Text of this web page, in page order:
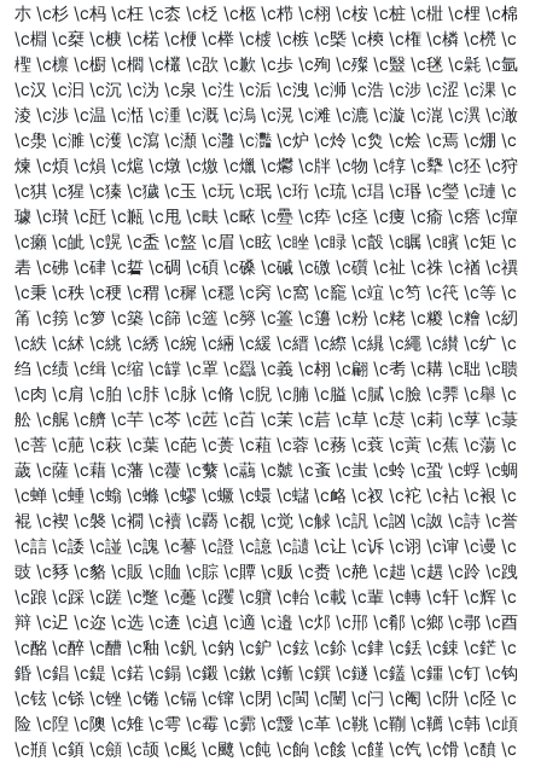
朩 \c杉 \c杩 \c枉 \c枩 \c柉 \c柩 \c栉 \c栩 \c桉 \c桩 \c梉 \c梩 \c棉
\c棩 \c椉 \c椩 \c楉 \c楩 \c榉 \c榩 \c槉 \c槩 \c樉 \c権 \c橉 \c橩 \c
檉 \c檩 \c櫉 \c櫩 \c欉 \c欩 \c歉 \c歩 \c殉 \c殩 \c毉 \c毩 \c氉 \c氩
\c汉 \c汩 \c沉 \c沩 \c泉 \c泩 \c洉 \c洩 \c浉 \c浩 \c涉 \c涩 \c淉 \c
淩 \c渉 \c温 \c湉 \c湩 \c溉 \c溩 \c滉 \c滩 \c漉 \c漩 \c潉 \c潩 \c澉
\c澩 \c濉 \c濩 \c瀉 \c瀩 \c灉 \c灩 \c炉 \c炩 \c烉 \c烩 \c焉 \c焩 \c
煉 \c煩 \c熉 \c熩 \c燉 \c燩 \c爉 \c爩 \c牉 \c物 \c犉 \c犩 \c狉 \c狩
\c猉 \c猩 \c獉 \c獩 \c玉 \c玩 \c珉 \c珩 \c琉 \c琩 \c瑉 \c瑩 \c璉 \c
璩 \c瓉 \c瓩 \c甉 \c甩 \c畉 \c畩 \c疉 \c疩 \c痉 \c痩 \c瘉 \c瘩 \c癉
\c癩 \c皉 \c皩 \c盉 \c盩 \c眉 \c眩 \c睉 \c睩 \c瞉 \c瞩 \c矉 \c矩 \c
砉 \c砩 \c硉 \c硩 \c碉 \c碩 \c磉 \c磩 \c礉 \c礩 \c祉 \c祩 \c禉 \c禩
\c秉 \c秩 \c稉 \c稩 \c穉 \c穩 \c窉 \c窩 \c竉 \c竩 \c笉 \c笩 \c等 \c
筩 \c箉 \c箩 \c築 \c篩 \c簉 \c簩 \c籉 \c籩 \c粉 \c粩 \c糉 \c糩 \c紉
\c紩 \c絉 \c絩 \c綉 \c綩 \c緉 \c緩 \c縉 \c縩 \c繉 \c繩 \c纉 \c纩 \c
绉 \c绩 \c缉 \c缩 \c罉 \c罩 \c羉 \c義 \c翉 \c翩 \c耉 \c耩 \c聉 \c聩
\c肉 \c肩 \c胉 \c胩 \c脉 \c脩 \c腉 \c腩 \c膉 \c膩 \c臉 \c臩 \c舉 \c
舩 \c艉 \c艩 \c芉 \c芩 \c苉 \c苩 \c茉 \c茩 \c草 \c荩 \c莉 \c莩 \c菉
\c菩 \c萉 \c萩 \c葉 \c葩 \c蒉 \c蒩 \c蓉 \c蓩 \c蔉 \c蔩 \c蕉 \c蕩 \c
薉 \c薩 \c藉 \c藩 \c蘉 \c蘩 \c虉 \c虩 \c蚉 \c蚩 \c蛉 \c蛩 \c蜉 \c蜩
\c蝉 \c蝩 \c螉 \c螩 \c蟉 \c蟩 \c蠉 \c蠩 \c衉 \c衩 \c袉 \c袩 \c裉 \c
裩 \c褉 \c褩 \c襉 \c襩 \c覉 \c覩 \c觉 \c觩 \c訉 \c訩 \c詉 \c詩 \c誉
\c誩 \c諉 \c諩 \c謉 \c謩 \c證 \c譩 \c讉 \c让 \c诉 \c诩 \c谉 \c谩 \c
豉 \c豩 \c貉 \c販 \c賉 \c賩 \c贉 \c贩 \c赉 \c赩 \c趉 \c趩 \c跉 \c跩
\c踉 \c踩 \c蹉 \c蹩 \c躉 \c躩 \c軉 \c軩 \c載 \c輩 \c轉 \c轩 \c辉 \c
辩 \c迉 \c迩 \c选 \c逩 \c遉 \c適 \c邉 \c邩 \c郉 \c郩 \c鄉 \c鄩 \c酉
\c酩 \c醉 \c醩 \c釉 \c釩 \c鈉 \c鈩 \c鉉 \c鉩 \c銉 \c銩 \c鋉 \c鋩 \c
錉 \c錩 \c鍉 \c鍩 \c鎉 \c鎩 \c鏉 \c鏩 \c鐉 \c鐩 \c鑉 \c鑩 \c钉 \c钩
\c铉 \c铩 \c锉 \c锩 \c镉 \c镩 \c閉 \c閩 \c闉 \c闩 \c阉 \c阩 \c陉 \c
险 \c隉 \c隩 \c雉 \c雩 \c霉 \c霩 \c靉 \c革 \c鞉 \c鞩 \c韉 \c韩 \c頉
\c頩 \c顉 \c顩 \c颉 \c颩 \c飉 \c飩 \c餉 \c餩 \c饉 \c饩 \c馉 \c馩 \c